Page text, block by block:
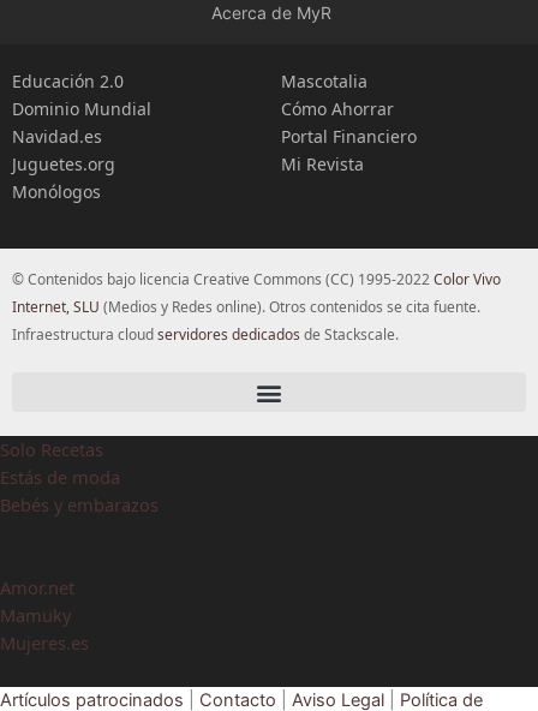
Acerca de MyR
Educación 2.0
Dominio Mundial
Navidad.es
Juguetes.org
Monólogos
Mascotalia
Cómo Ahorrar
Portal Financiero
Mi Revista
© Contenidos bajo licencia Creative Commons (CC) 1995-2022Color Vivo
Internet, SLU (Medios y Redes online). Otros contenidos se cita fuente.
Infraestructura cloudservidores dedicados de Stackscale.
Solo Recetas
Estás de moda
Bebés y embarazos
Amor.net
Mamuky
Mujeres.es
Artículos patrocinados Contacto Aviso Legal Política de